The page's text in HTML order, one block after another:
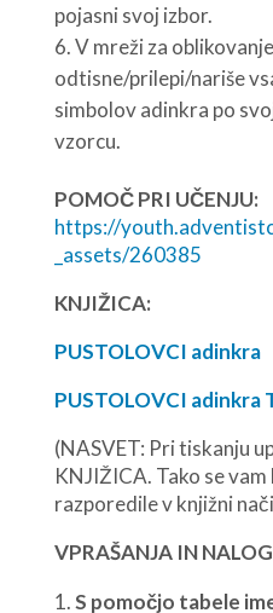
pojasni svoj izbor.
V mreži za
odtisne/prilepi/nariše
simbolov adinkra po
vzorcu.
POMOČ PRI UČENJU:
https://
_assets/260385
KNJIŽICA:
PUSTOLOVCI adinkra
PUSTOLOVCI adinkra
(NASVET: Pri tiskanju
KNJIŽICA. Tako se
razporedile v knjižni
VPRAŠANJA IN
S pomočjo tabele